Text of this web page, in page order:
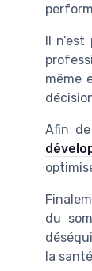
Il
même
Afin
du
la